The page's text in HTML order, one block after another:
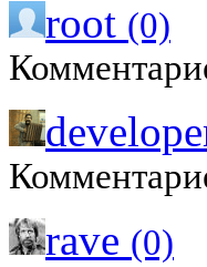
root (0)
rave (0)